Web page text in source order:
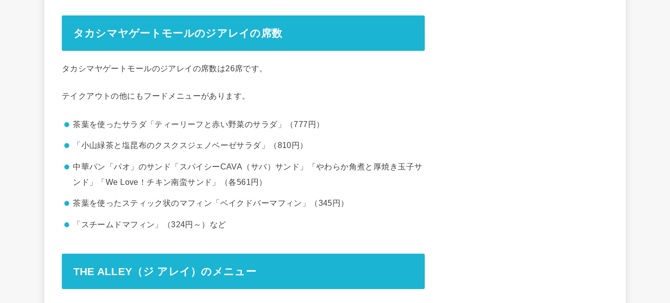
タカシマヤゲートモールのジアレイの席数
タカシマヤゲートモールのジアレイの席数は26席です。
テイクアウトの他にもフードメニューがあります。
茶葉を使ったサラダ「ティーリーフと赤い野菜のサラダ」（777円）
「小山緑茶と塩昆布のクスクスジェノベーゼサラダ」（810円）
中華パン「パオ」のサンド「スパイシーCAVA（サバ）サンド」「やわらか角煮と厚焼き玉子サ
ンド」「We Love！チキン南蛮サンド」（各561円）
茶葉を使ったスティック状のマフィン「ベイクドバーマフィン」（345円）
「スチームドマフィン」（324円～）など
THE ALLEY（ジ アレイ）のメニュー